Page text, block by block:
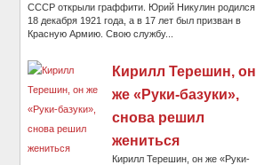
СССР открыли граффити. Юрий Никулин родился
18 декабря 1921 года, а в 17 лет был призван в
Красную Армию. Свою службу...
Кирилл Терешин, он
же «Руки-базуки»,
снова решил
жениться
Кирилл Терешин, он же «Руки-